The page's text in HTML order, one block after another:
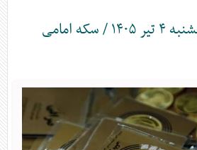
قیمت سکه امروز پنجشنبه ۴ تیر ۱۴۰۵ / سکه امامی